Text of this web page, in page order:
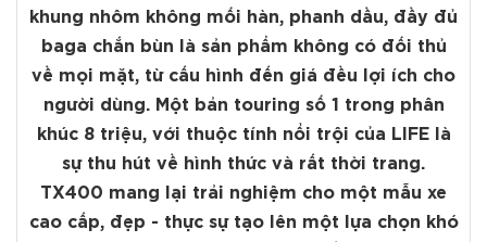
khung nhôm không mối hàn, phanh dầu, đầy đủ
baga chắn bùn là sản phẩm không có đối thủ
về mọi mặt, từ cấu hình đến giá đều lợi ích cho
người dùng. Một bản touring số 1 trong phân
khúc 8 triệu, với thuộc tính nổi trội của LIFE là
sự thu hút về hình thức và rất thời trang.
TX400 mang lại trải nghiệm cho một mẫu xe
cao cấp, đẹp - thực sự tạo lên một lựa chọn khó